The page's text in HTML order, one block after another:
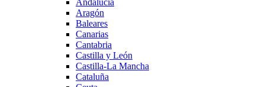
Aragón
Baleares
Canarias
Cantabria
Castilla y León
Castilla-La Mancha
Cataluña